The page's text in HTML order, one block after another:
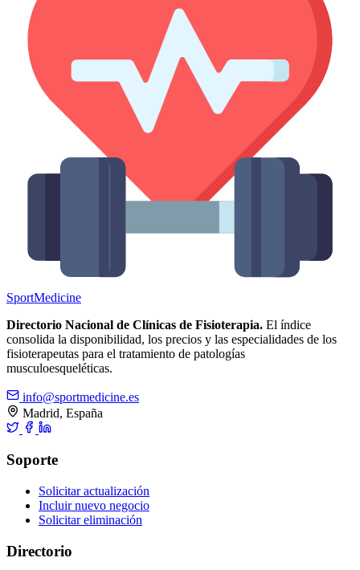
SportMedicine
Directorio Nacional de Clínicas de Fisioterapia. El índice
consolida la disponibilidad, los precios y las especialidades de los
fisioterapeutas para el tratamiento de patologías
musculoesqueléticas.
info@sportmedicine.es
Madrid, España
Soporte
Solicitar actualización
Incluir nuevo negocio
Solicitar eliminación
Directorio